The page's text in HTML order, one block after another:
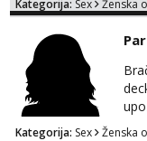
Kategorija: Sex Ženska
Par
Kategorija: Sex Ženska